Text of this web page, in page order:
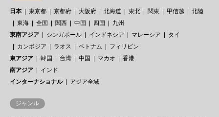
日本 東京都 京都府 大阪府 北海道 東北 関東 甲信越
北陸
東海
全国 関西 中国 四国
九州
東南アジア
シンガポール インドネシア マレーシア
タイ
カンボジア
ラオス ベトナム
フィリピン
東アジア
韓国 台湾 中国 マカオ
香港
南アジア
インド
インターナショナル
アジア全域
ジャンル